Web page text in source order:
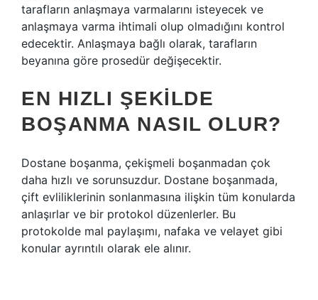
tarafların anlaşmaya varmalarını isteyecek ve
anlaşmaya varma ihtimali olup olmadığını kontrol
edecektir. Anlaşmaya bağlı olarak, tarafların
beyanına göre prosedür değişecektir.
EN HIZLI ŞEKILDE
BOŞANMA NASIL OLUR?
Dostane boşanma, çekişmeli boşanmadan çok
daha hızlı ve sorunsuzdur. Dostane boşanmada,
çift evliliklerinin sonlanmasına ilişkin tüm konularda
anlaşırlar ve bir protokol düzenlerler. Bu
protokolde mal paylaşımı, nafaka ve velayet gibi
konular ayrıntılı olarak ele alınır.